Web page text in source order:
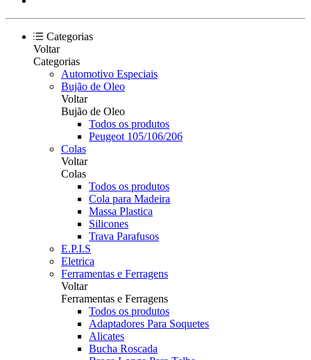
Categorias
Voltar
Categorias
Automotivo Especiais
Bujão de Oleo
Voltar
Bujão de Oleo
Todos os produtos
Peugeot 105/106/206
Colas
Voltar
Colas
Todos os produtos
Cola para Madeira
Massa Plastica
Silicones
Trava Parafusos
E.P.I.S
Eletrica
Ferramentas e Ferragens
Voltar
Ferramentas e Ferragens
Todos os produtos
Adaptadores Para Soquetes
Alicates
Bucha Roscada